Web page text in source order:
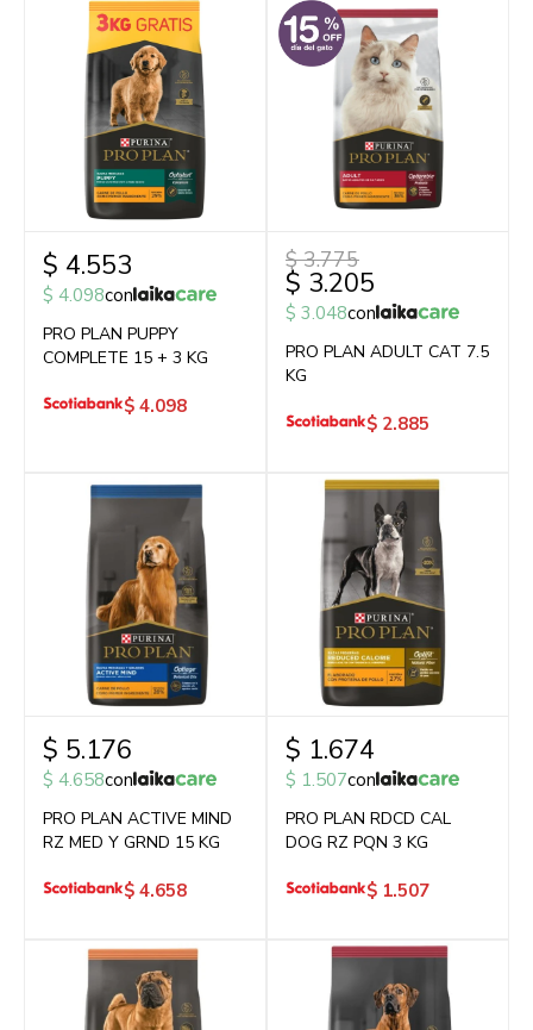
$ 4.553
$ 4.098con
PRO PLAN PUPPY
COMPLETE 15 + 3 KG
$ 4.098
$ 3.205
$ 3.775
$ 3.048con
PRO PLAN ADULT CAT 7.5
KG
$ 2.885
$ 5.176
$ 4.658con
PRO PLAN ACTIVE MIND
RZ MED Y GRND 15 KG
$ 4.658
$ 1.674
$ 1.507con
PRO PLAN RDCD CAL
DOG RZ PQN 3 KG
$ 1.507